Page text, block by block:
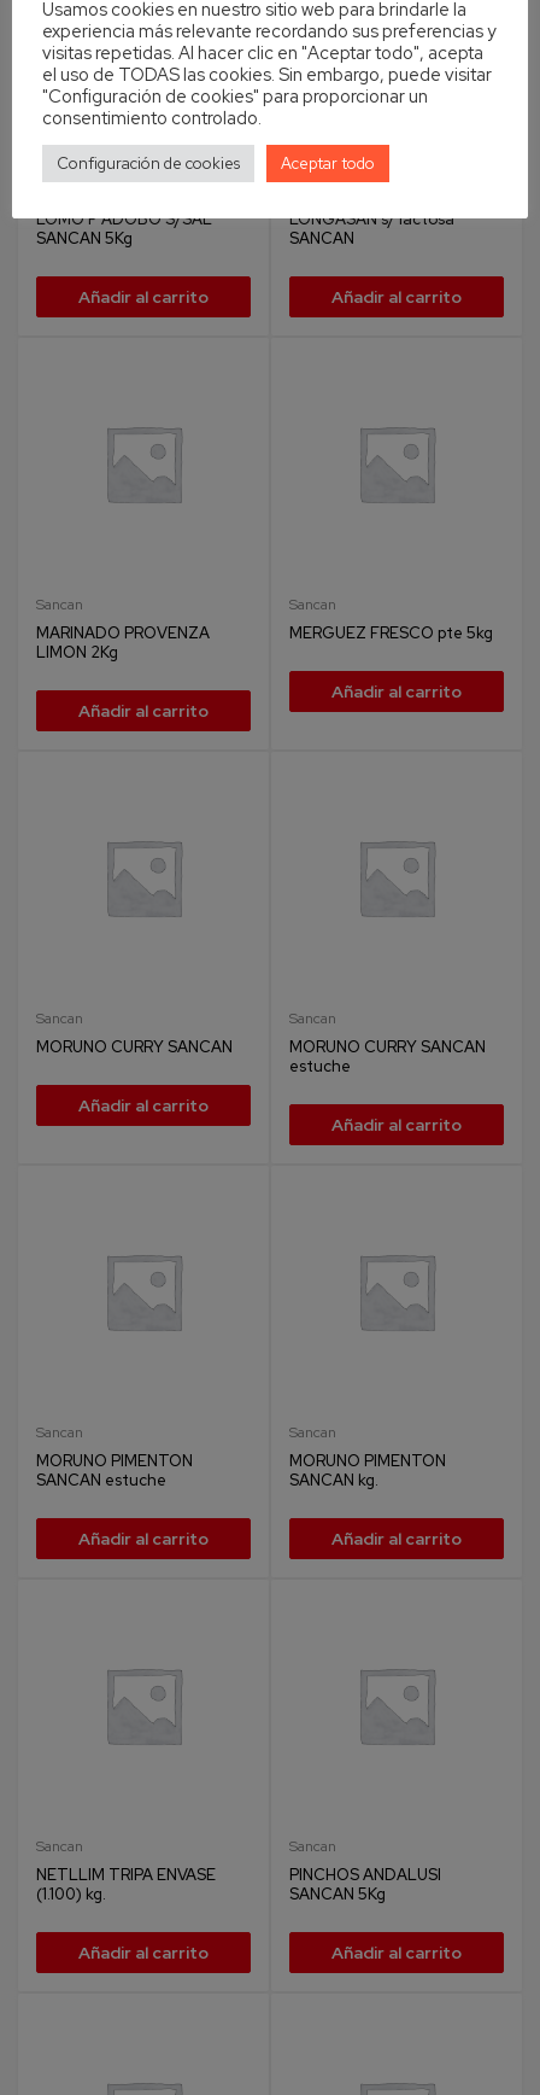
LOMO F ADOBO S/SAL
SANCAN 5Kg
Añadir al carrito
LONGASAN s/ lactosa
SANCAN
Añadir al carrito
Sancan
MARINADO PROVENZA
LIMON 2Kg
Añadir al carrito
Sancan
MERGUEZ FRESCO pte 5kg
Añadir al carrito
Sancan
MORUNO CURRY SANCAN
Añadir al carrito
Sancan
MORUNO CURRY SANCAN
estuche
Añadir al carrito
Sancan
MORUNO PIMENTON
SANCAN estuche
Añadir al carrito
Sancan
MORUNO PIMENTON
SANCAN kg.
Añadir al carrito
Sancan
NETLLIM TRIPA ENVASE
(1.100) kg.
Añadir al carrito
Sancan
PINCHOS ANDALUSI
SANCAN 5Kg
Añadir al carrito
Usamos cookies en nuestro sitio web para brindarle la
experiencia más relevante recordando sus preferencias y
visitas repetidas. Al hacer clic en "Aceptar todo", acepta
el uso de TODAS las cookies. Sin embargo, puede visitar
"Configuración de cookies" para proporcionar un
consentimiento controlado.
Configuración de cookies Aceptar todo